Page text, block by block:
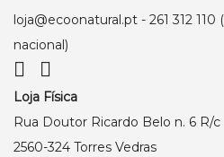
loja@ecoonatural.pt - 261 312
nacional)
Loja Física
Rua Doutor Ricardo Belo n. 6 R/c
2560-324 Torres Vedras